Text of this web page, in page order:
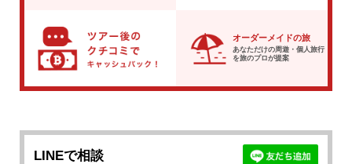
オーダーメイドの旅
あなただけの周遊・個人旅行
を旅のプロが提案
LINEで相談